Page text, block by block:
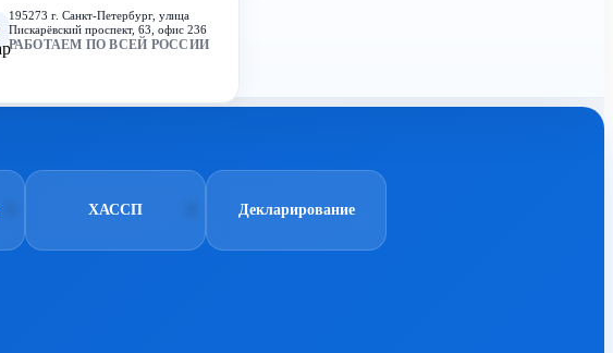
195273 г. Санкт-Петербург, улица
Пискарёвский проспект, 63, офис 236
РАБОТАЕМ ПО ВСЕЙ РОССИИ
ХАССП Декларирование